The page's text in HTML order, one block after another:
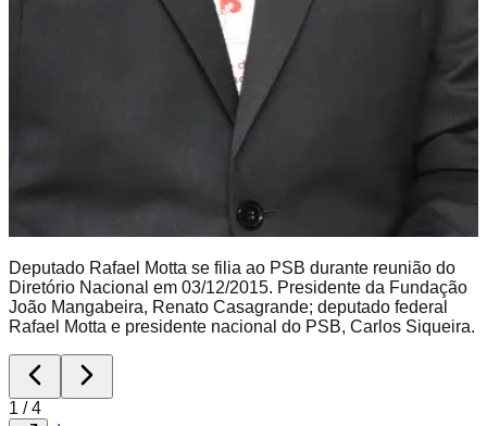
Deputado Rafael Motta se filia ao PSB durante reunião do
Diretório Nacional em 03/12/2015. Presidente da Fundação
João Mangabeira, Renato Casagrande; deputado federal
Rafael Motta e presidente nacional do PSB, Carlos Siqueira.
1 / 4